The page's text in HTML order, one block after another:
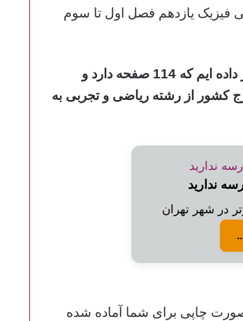
سوال تستی فیزیک یازدهم فصل اول تا سوم
یک فایل دیگر هم از سوالات تستی فیزیک پایه یازدهم به تازگی قرار داده ایم که 114 صفحه دارد و
شده از تیر ۹۸ تا تیر 1403 داخل و خارج کشور از رشته ریاضی و تجربی به
ندارید
در شهر تهران
صورت چاپی برای شما آماده شده